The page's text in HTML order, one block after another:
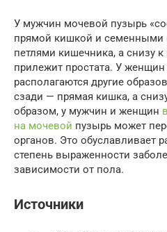
У мужчин мочевой пузырь
прямой кишкой и семенными
петлями кишечника, а снизу
прилежит простата. У
располагаются другие
сзади — прямая кишка, а
образом, у мужчин и женщин
на мочевой пузырь может
органов. Это обуславливает
степень выраженности
зависимости от пола.
Источники